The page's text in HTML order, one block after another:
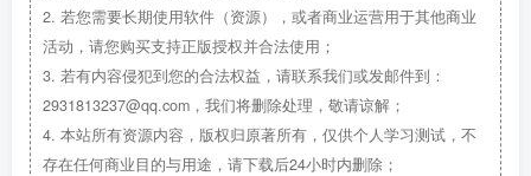
2. 若您需要长期使用软件（资源），或者商业运营用于其他商业
活动，请您购买支持正版授权并合法使用；
3. 若有内容侵犯到您的合法权益，请联系我们或发邮件到：
2931813237@qq.com，我们将删除处理，敬请谅解；
4. 本站所有资源内容，版权归原著所有，仅供个人学习测试，不
存在任何商业目的与用途，请下载后24小时内删除；